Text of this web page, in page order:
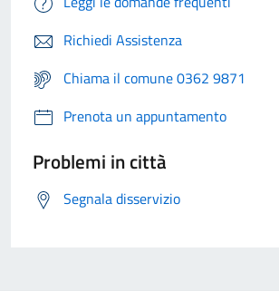
Richiedi Assistenza
Chiama il comune 0362 9871
Prenota un appuntamento
Problemi in città
Segnala disservizio